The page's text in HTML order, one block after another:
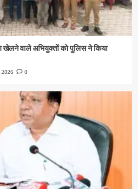
वाले अभियुक्तों को पुलिस ने किया
0